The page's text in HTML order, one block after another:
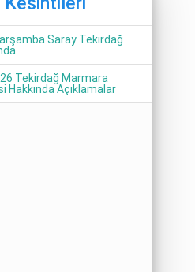
Saray Tekirdağ
Tekirdağ Marmara
Hakkında Açıklamalar